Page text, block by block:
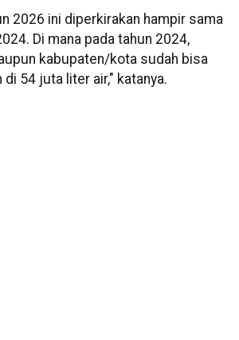
2026 ini diperkirakan hampir sama
Di mana pada tahun 2024,
kabupaten/kota sudah bisa
54 juta liter air," katanya.